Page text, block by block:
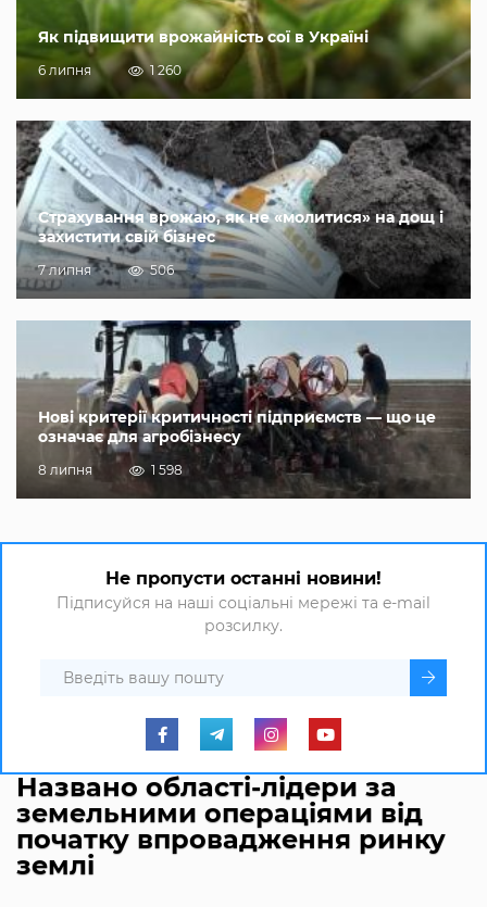
Як підвищити врожайність сої в Україні
6 липня 1 260
Страхування врожаю, як не «молитися» на дощ і
захистити свій бізнес
7 липня 506
Нові критерії критичності підприємств — що це
означає для агробізнесу
8 липня 1 598
Не пропусти останні новини!
Підписуйся на наші соціальні мережі та e-mail
розсилку.
Названо області-лідери за
земельними операціями від
початку впровадження ринку
землі